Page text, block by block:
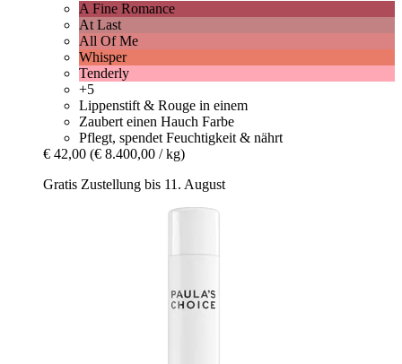
A Fine Romance
At Last
All Of Me
Whisper
Tenderly
+5
Lippenstift & Rouge in einem
Zaubert einen Hauch Farbe
Pflegt, spendet Feuchtigkeit & nährt
€ 42,00 (€ 8.400,00 / kg)
Gratis Zustellung bis 11. August